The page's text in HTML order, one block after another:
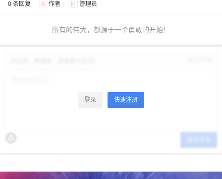
0 条回复 A 作者 M 管理员
所有的伟大，都源于一个勇敢的开始！
登录 快速注册